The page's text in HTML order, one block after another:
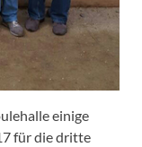
einige
für die dritte